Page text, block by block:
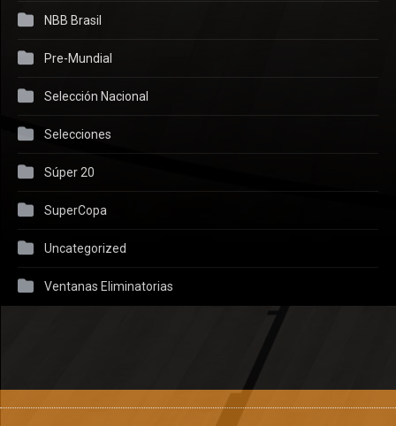
NBB Brasil
Pre-Mundial
Selección Nacional
Selecciones
Súper 20
SuperCopa
Uncategorized
Ventanas Eliminatorias